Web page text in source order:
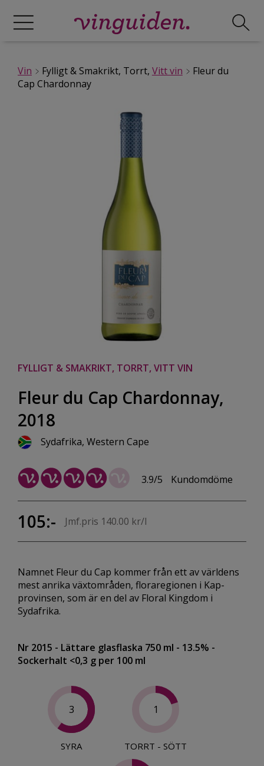
Vin Fylligt & Smakrikt, Torrt, Vitt vin
Fleur du
Cap Chardonnay
FYLLIGT & SMAKRIKT, TORRT, VITT VIN
Fleur du Cap Chardonnay,
2018
Sydafrika, Western Cape
3.9/5 Kundomdöme
105:- Jmf.pris 140.00 kr/l
Namnet Fleur du Cap kommer från ett av världens
mest anrika växtområden, floraregionen i Kap-
provinsen, som är en del av Floral Kingdom i
Sydafrika.
Nr 2015 - Lättare glasflaska 750 ml - 13.5% -
Sockerhalt <0,3 g per 100 ml
3
SYRA
1
TORRT - SÖTT